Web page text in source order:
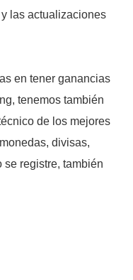
las actualizaciones
en tener ganancias
tenemos también
de los mejores
divisas,
se registre, también